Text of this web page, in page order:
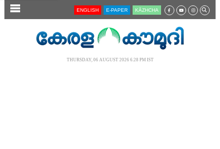
SECTIONS ENGLISH E-PAPER KĀZHCHA
THURSDAY, 06 AUGUST 2026 6.28 PM IST